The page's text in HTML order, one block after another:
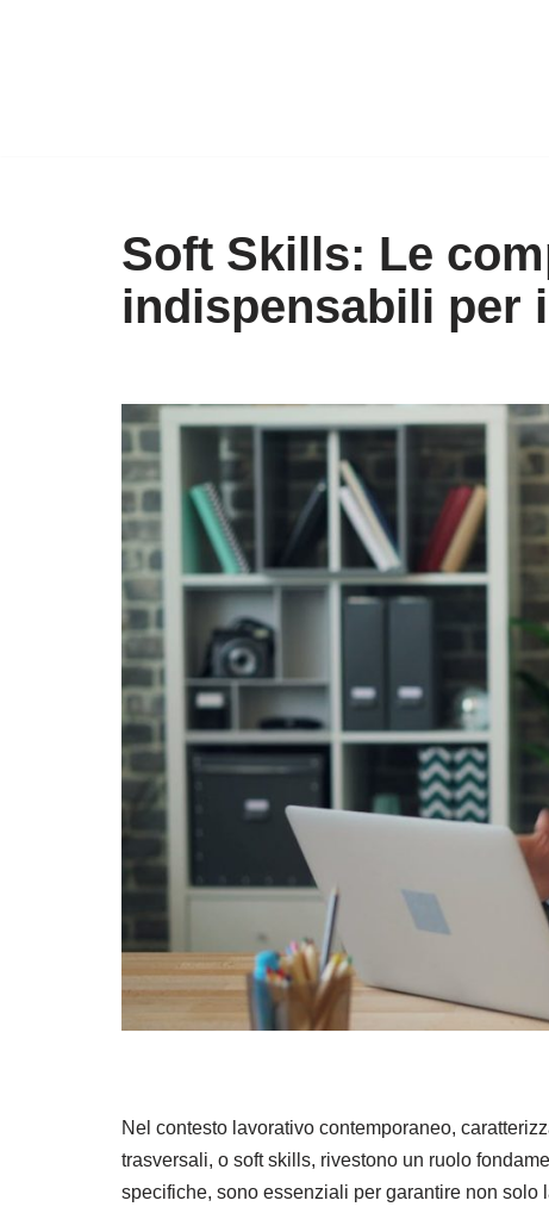
Soft Skills: Le
indispensabili per
Nel contesto lavorativo contemporaneo,
trasversali, o soft skills, rivestono un ruolo
specifiche, sono essenziali per garantire non